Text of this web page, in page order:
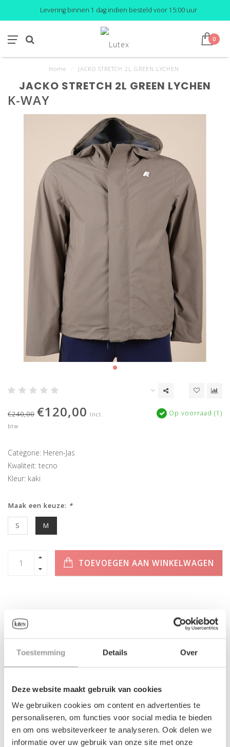
Toestemming Details Over
Deze website maakt gebruik van cookies
We gebruiken cookies om content en advertenties te
personaliseren, om functies voor social media te bieden
en om ons websiteverkeer te analyseren. Ook delen we
informatie over uw gebruik van onze site met onze
Levering binnen 1 dag indien besteld voor 15:00 uur
0
Home JACKO STRETCH 2L GREEN LYCHEN
JACKO STRETCH 2L GREEN LYCHEN
K-WAY
€240,00 €120,00 Incl.
btw
Op voorraad (1)
Categorie: Heren-Jas
Kwaliteit: tecno
Kleur: kaki
Maak een keuze: *
S M
TOEVOEGEN AAN WINKELWAGEN
Geen informatie gevonden
JACKO STRETCH 2L GREEN LYCHEN
Nog niet gewaardeerd
0 sterren op basis van 0 beoordelingen